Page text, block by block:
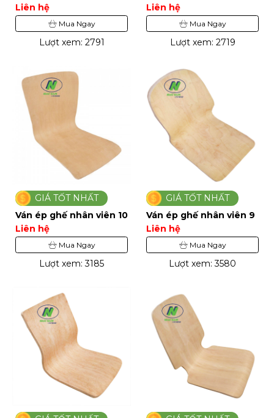
Liên hệ
Mua Ngay
Lượt xem: 2791
Liên hệ
Mua Ngay
Lượt xem: 2719
GIÁ TỐT NHẤT
Ván ép ghế nhân viên 10
Liên hệ
Mua Ngay
Lượt xem: 3185
GIÁ TỐT NHẤT
Ván ép ghế nhân viên 9
Liên hệ
Mua Ngay
Lượt xem: 3580